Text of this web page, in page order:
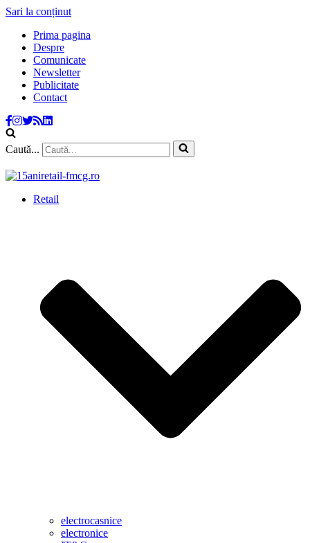
Sari la conținut
Prima pagina
Despre
Comunicate
Newsletter
Publicitate
Contact
Caută...
Retail
electrocasnice
electronice